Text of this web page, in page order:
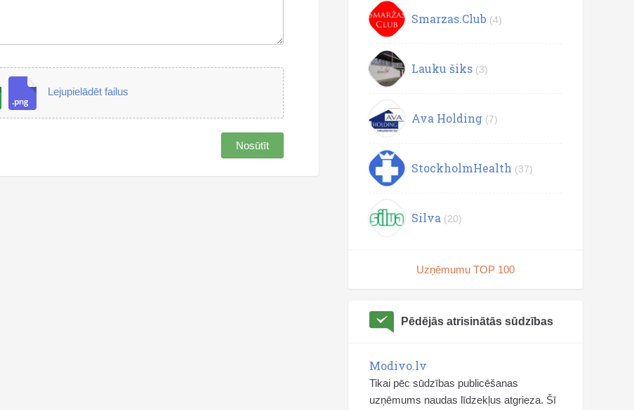
Lejupielādēt failus
Nosūtīt
Smarzas.Club (4)
Lauku šiks (3)
Ava Holding (7)
StockholmHealth (37)
Silva (20)
Uzņēmumu TOP 100
Pēdējās atrisinātās sūdzības
Modivo.lv
Tikai pēc sūdzības publicēšanas
uzņēmums naudas līdzekļus atgrieza. Šī